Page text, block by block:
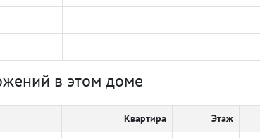
в этом доме
Квартира Этаж